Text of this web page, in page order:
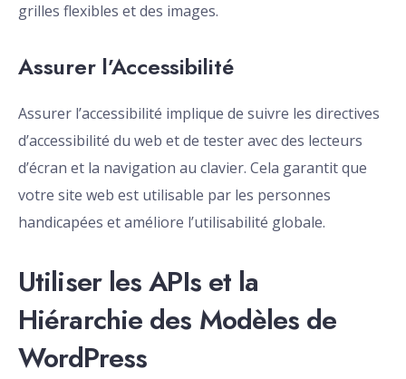
grilles flexibles et des images.
Assurer l’Accessibilité
Assurer l’accessibilité implique de suivre les directives
d’accessibilité du web et de tester avec des lecteurs
d’écran et la navigation au clavier. Cela garantit que
votre site web est utilisable par les personnes
handicapées et améliore l’utilisabilité globale.
Utiliser les APIs et la
Hiérarchie des Modèles de
WordPress